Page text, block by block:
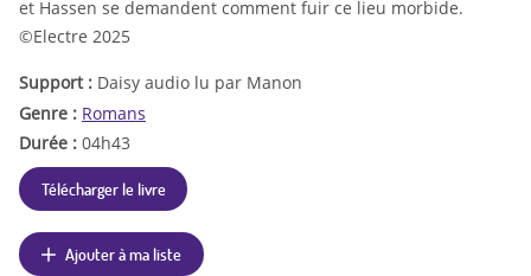
et Hassen se demandent comment fuir ce lieu morbide.
©Electre 2025
Support : Daisy audio lu par Manon
Genre : Romans
Durée : 04h43
Télécharger le livre
Ajouter à ma liste